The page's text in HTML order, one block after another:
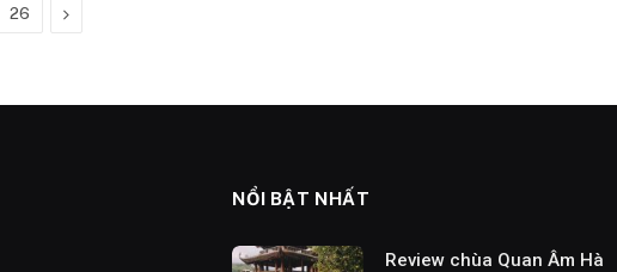
26 Next
NỔI BẬT NHẤT
Review chùa Quan Âm Hà